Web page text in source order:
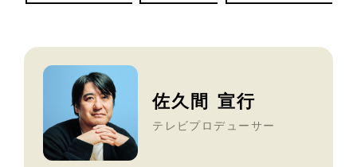
佐久間 宣行
テレビプロデューサー